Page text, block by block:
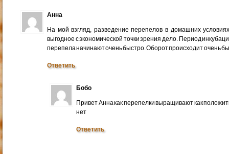
Анна
На мой взгляд, разведение перепелов в домашних
выгодное с экономической точки зрения дело. Период
перепела начинают очень быстро. Оборот происходит очень
Ответить
Бобо
Привет Анна как перепелки выращивают как
нет
Ответить